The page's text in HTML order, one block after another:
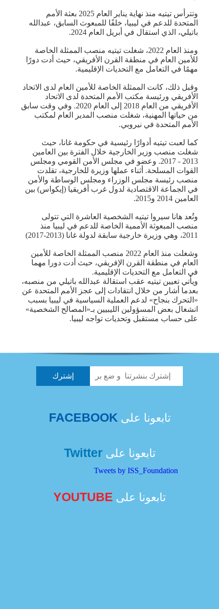
وتترأس تيتيه منذ نهاية يناير العام 2025 بعثة الأمم
المتحدة للدعم في ليبيا، خلفًا للمبعوث السابق، عبدالله
باتيلي، الذي استقال في أبريل العام 2024.
ومنذ العام 2022، شغلت تيتيه منصب الممثلة الخاصة
للأمين العام في منطقة القرن الأفريقي، حيث أدت دورًا
مهمًا في التعامل مع التحديات الإقليمية.
وقبل ذلك، كانت الممثلة الخاصة للأمين العام لدى الاتحاد
الأفريقي ورئيسة مكتب الأمم المتحدة لدى الاتحاد
الأفريقي من العام 2018 إلى العام 2020. وفي وقت سابق
من حياتها المهنية، شغلت منصب المدير العام لمكتب
الأمم المتحدة في نيروبي.
كما لعبت تيتيه أدوارًا رئيسية في حكومة غانا، حيث
شغلت منصب وزير الخارجية خلال الفترة بين العامين
2013 - 2017. وعضو في مجلس الأمن القومي ومجلس
القوات المسلحة. أثناء عملها وزيرة للخارجية، تقلدت
منصب رئيسة مجلس الوزراء ومجلس الوساطة والأمن
في الجماعة الاقتصادية لدول غرب أفريقيا (إيكواس) بين
العامين 2014 و2015.
وتُعد هانا سيروا تيتيه الشخصية العاشرة التي تتولى
منصب المبعوثة الأممية الخاصة للدعم في ليبيا منذ
2011، وهي وزيرة خارجية سابقة لدولة غانا (2013-2017)
وشغلت منذ العام 2022 منصب الممثلة الخاصة للأمين
العام في منطقة القرن الإفريقي، حيث أدت دورا مهما
في التعامل مع التحديات الإقليمية.
ويأتي تعيين تيتيه عقب استقالة عبدالله باتيلي من منصبه،
بعدما أشار من خلال انتقادات إلى عجز الأمم المتحدة عن
«التحرك بنجاح» لدعم العملية السياسية في ليبيا بسبب
انشغال بعض المسؤولين الليبيين بـ«المصالح الشخصية»
على حساب مستقبل وتحديات تواجه ليبيا.
تابعونا على FACEBOOK
تابعونا علىTwitter
Tweets by ISS_Foundation
تابعونا على YOUTUBE